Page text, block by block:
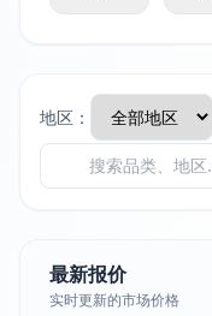
地区：
最新报价
实时更新的市场价格